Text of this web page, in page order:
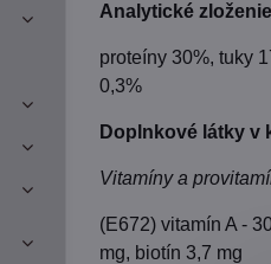
Analytické
proteíny 30%, tuky
0,3%
Doplnkové látky v
Vitamíny a
(E672) vitamín A -
mg, biotín 3,7 mg